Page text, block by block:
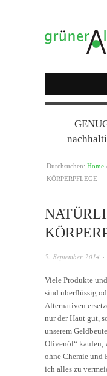
Durchsuchen: Home
KÖRPERPFLEGE
5. September 2014
Viele Produkte
sind überflüssig
Alternativen
nur der Haut gut,
unserem
Olivenöl“ kaufen,
ohne Chemie und
ich alles zu